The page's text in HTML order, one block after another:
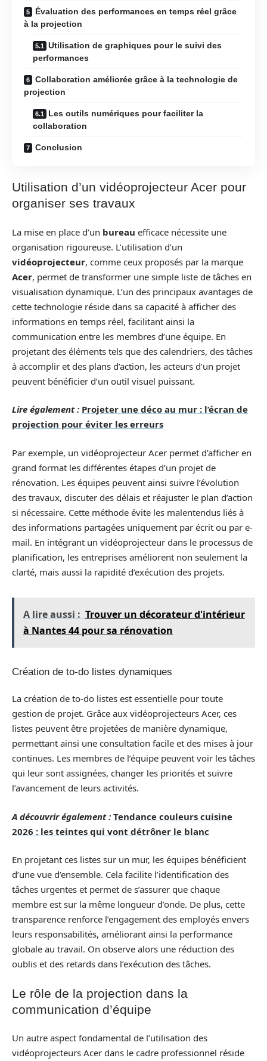
Évaluation des performances en temps réel grâce
à la projection
Utilisation de graphiques pour le suivi des
performances
Collaboration améliorée grâce à la technologie de
projection
Les outils numériques pour faciliter la
collaboration
Conclusion
Utilisation d’un vidéoprojecteur Acer pour
organiser ses travaux
La mise en place d’un bureau efficace nécessite une
organisation rigoureuse. L’utilisation d’un
vidéoprojecteur, comme ceux proposés par la marque
Acer, permet de transformer une simple liste de tâches en
visualisation dynamique. L’un des principaux avantages de
cette technologie réside dans sa capacité à afficher des
informations en temps réel, facilitant ainsi la
communication entre les membres d’une équipe. En
projetant des éléments tels que des calendriers, des tâches
à accomplir et des plans d’action, les acteurs d’un projet
peuvent bénéficier d’un outil visuel puissant.
Lire également : Projeter une déco au mur : l’écran de
projection pour éviter les erreurs
Par exemple, un vidéoprojecteur Acer permet d’afficher en
grand format les différentes étapes d’un projet de
rénovation. Les équipes peuvent ainsi suivre l’évolution
des travaux, discuter des délais et réajuster le plan d’action
si nécessaire. Cette méthode évite les malentendus liés à
des informations partagées uniquement par écrit ou par e-
mail. En intégrant un vidéoprojecteur dans le processus de
planification, les entreprises améliorent non seulement la
clarté, mais aussi la rapidité d’exécution des projets.
A lire aussi : Trouver un décorateur d'intérieur
à Nantes 44 pour sa rénovation
Création de to-do listes dynamiques
La création de to-do listes est essentielle pour toute
gestion de projet. Grâce aux vidéoprojecteurs Acer, ces
listes peuvent être projetées de manière dynamique,
permettant ainsi une consultation facile et des mises à jour
continues. Les membres de l’équipe peuvent voir les tâches
qui leur sont assignées, changer les priorités et suivre
l’avancement de leurs activités.
A découvrir également : Tendance couleurs cuisine
2026 : les teintes qui vont détrôner le blanc
En projetant ces listes sur un mur, les équipes bénéficient
d’une vue d’ensemble. Cela facilite l’identification des
tâches urgentes et permet de s’assurer que chaque
membre est sur la même longueur d’onde. De plus, cette
transparence renforce l’engagement des employés envers
leurs responsabilités, améliorant ainsi la performance
globale au travail. On observe alors une réduction des
oublis et des retards dans l’exécution des tâches.
Le rôle de la projection dans la
communication d’équipe
Un autre aspect fondamental de l’utilisation des
vidéoprojecteurs Acer dans le cadre professionnel réside